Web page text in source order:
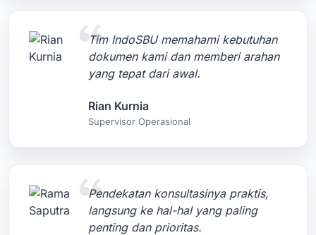
Tim IndoSBU memahami kebutuhan
dokumen kami dan memberi arahan
yang tepat dari awal.
Rian Kurnia
Supervisor Operasional
Pendekatan konsultasinya praktis,
langsung ke hal-hal yang paling
penting dan prioritas.